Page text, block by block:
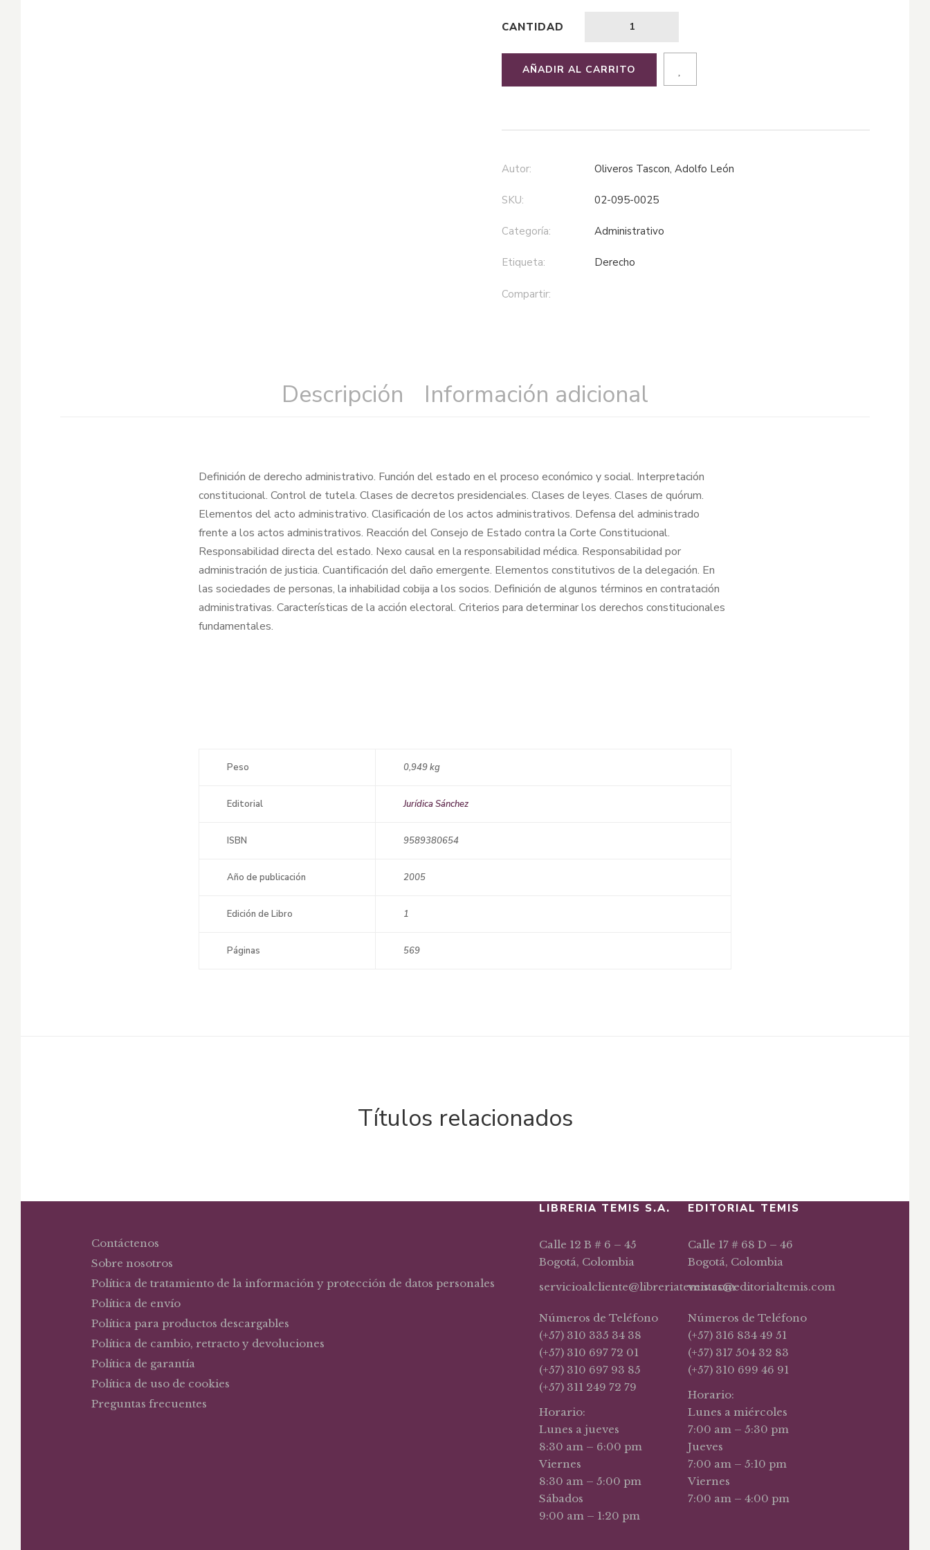
CANTIDAD
AÑADIR AL CARRITO
Autor: Oliveros Tascon, Adolfo León
SKU: 02-095-0025
Categoría: administrativo
Etiqueta: derecho
Compartir:
Descripción Información adicional
Definición de derecho administrativo. Función del estado en el proceso económico y social. Interpretación
constitucional. Control de tutela. Clases de decretos presidenciales. Clases de leyes. Clases de quórum.
Elementos del acto administrativo. Clasificación de los actos administrativos. Defensa del administrado
frente a los actos administrativos. Reacción del Consejo de Estado contra la Corte Constitucional.
Responsabilidad directa del estado. Nexo causal en la responsabilidad médica. Responsabilidad por
administración de justicia. Cuantificación del daño emergente. Elementos constitutivos de la delegación. En
las sociedades de personas, la inhabilidad cobija a los socios. Definición de algunos términos en contratación
administrativas. Características de la acción electoral. Criterios para determinar los derechos constitucionales
fundamentales.
Peso 0,949 kg
Editorial Jurídica Sánchez
ISBN 9589380654
Año de publicación 2005
Edición de Libro 1
Páginas 569
Títulos relacionados
Contáctenos
Sobre nosotros
Política de tratamiento de la información y protección de datos personales
Política de envío
Política para productos descargables
Política de cambio, retracto y devoluciones
Política de garantía
Política de uso de cookies
Preguntas frecuentes
LIBRERIA TEMIS S.A.
Calle 12 B # 6 – 45
Bogotá, Colombia
servicioalcliente@libreriatemis.com
Números de Teléfono
(+57) 310 335 34 38
(+57) 310 697 72 01
(+57) 310 697 93 85
(+57) 311 249 72 79
Horario:
Lunes a jueves
8:30 am – 6:00 pm
Viernes
8:30 am – 5:00 pm
Sábados
9:00 am – 1:20 pm
EDITORIAL TEMIS
Calle 17 # 68 D – 46
Bogotá, Colombia
ventas@editorialtemis.com
Números de Teléfono
(+57) 316 834 49 51
(+57) 317 504 32 83
(+57) 310 699 46 91
Horario:
Lunes a miércoles
7:00 am – 5:30 pm
Jueves
7:00 am – 5:10 pm
Viernes
7:00 am – 4:00 pm